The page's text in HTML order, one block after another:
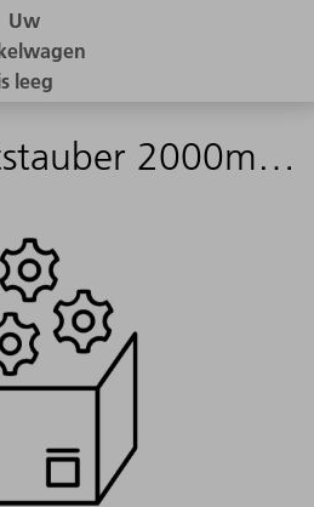
Kompaktentstauber 2000m³/h - 2298330